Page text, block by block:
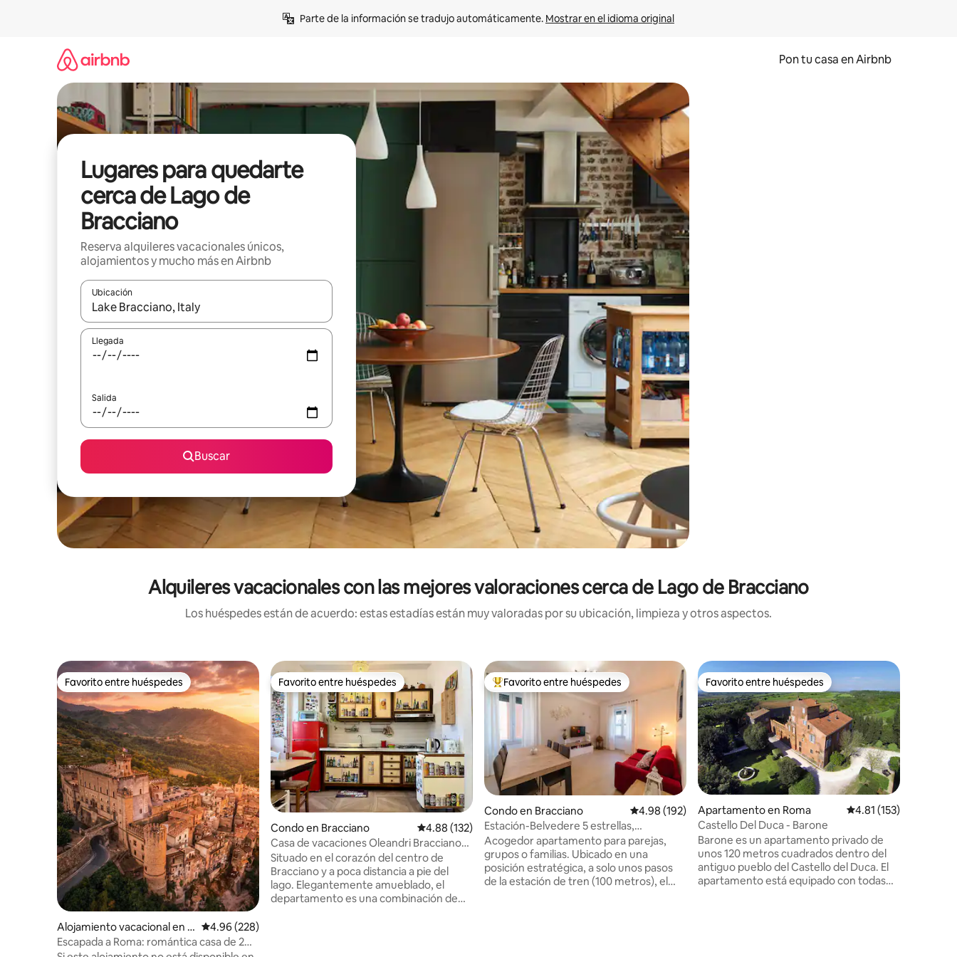
Parte de la información se tradujo automáticamente. Mostrar en el idioma original
Pon tu casa en Airbnb
Lugares para quedarte
cerca de Lago de
Bracciano
Reserva alquileres vacacionales únicos,
alojamientos y mucho más en Airbnb
Ubicación
Cuando los resultados estén disponibles, navega con las teclas de flecha hacia arriba y hacia abajo o explora con el tacto o desliza el dedo.
Llegada
Salida
Buscar
Alquileres vacacionales con las mejores valoraciones cerca de Lago de Bracciano
Los huéspedes están de acuerdo: estas estadías están muy valoradas por su ubicación, limpieza y otros aspectos.
Favorito entre huéspedes
Favorito entre huéspedes
Alojamiento vacacional en S
an Gregorio da Sassola
Calificación promedio: 4.96 de 5, 228 reseñas
4.96 (228)
Escapada a Roma: romántica casa de 2
Favorito entre huéspedes
Favorito entre huéspedes
Condo en Bracciano Calificación promedio: 4.88 de 5, 132 reseñas
4.88 (132)
Casa de vacaciones Oleandri Bracciano
Lago Roma
Situado en el corazón del centro de
Bracciano y a poca distancia a pie del
lago. Elegantemente amueblado, el
departamento es una combinación de
Favorito entre huéspedes preferido
Favorito entre huéspedes
Condo en Bracciano Calificación promedio: 4.98 de 5, 192 reseñas
4.98 (192)
Estación-Belvedere 5 estrellas,
apartamento espacioso
Acogedor apartamento para parejas,
grupos o familias. Ubicado en una
posición estratégica, a solo unos pasos
de la estación de tren (100 metros), el
Favorito entre huéspedes
Favorito entre huéspedes
Apartamento en Roma Calificación promedio:
4.81 (153)
Castello Del Duca - Barone
Barone es un apartamento privado de
unos 120 metros cuadrados dentro del
antiguo pueblo del Castello del Duca. El
apartamento está equipado con todas